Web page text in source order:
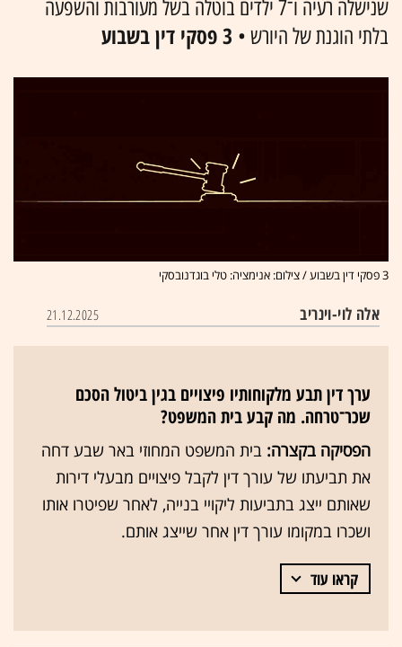
שנישלה רעיה ו־7 ילדים בוטלה בשל מעורבות והשפעה
בלתי הוגנת של היורש •
3 פסקי דין בשבוע / צילום: אנימציה: טלי בוגדנובסקי
אלה לוי-וינריב 21.12.2025
ערך דין תבע מלקוחותיו פיצויים בגין ביטול הסכם
שכר־טרחה. מה קבע בית המשפט?
הפסיקה בקצרה: בית המשפט המחוזי באר שבע דחה
את תביעתו של עורך דין לקבל פיצויים מבעלי דירות
שאותם ייצג בתביעות ליקויי בנייה, לאחר שפיטרו אותו
ושכרו במקומו עורך דין אחר שייצג אותם.
קראו עוד